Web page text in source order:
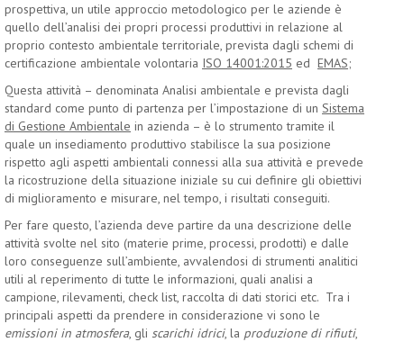
prospettiva, un utile approccio metodologico per le aziende è
quello dell’analisi dei propri processi produttivi in relazione al
proprio contesto ambientale territoriale, prevista dagli schemi di
certificazione ambientale volontaria ISO 14001:2015 ed EMAS;
Questa attività – denominata Analisi ambientale e prevista dagli
standard come punto di partenza per l’impostazione di un Sistema
di Gestione Ambientale in azienda – è lo strumento tramite il
quale un insediamento produttivo stabilisce la sua posizione
rispetto agli aspetti ambientali connessi alla sua attività e prevede
la ricostruzione della situazione iniziale su cui definire gli obiettivi
di miglioramento e misurare, nel tempo, i risultati conseguiti.
Per fare questo, l’azienda deve partire da una descrizione delle
attività svolte nel sito (materie prime, processi, prodotti) e dalle
loro conseguenze sull’ambiente, avvalendosi di strumenti analitici
utili al reperimento di tutte le informazioni, quali analisi a
campione, rilevamenti, check list, raccolta di dati storici etc. Tra i
principali aspetti da prendere in considerazione vi sono le
emissioni in atmosfera, gli scarichi idrici, la produzione di rifiuti,